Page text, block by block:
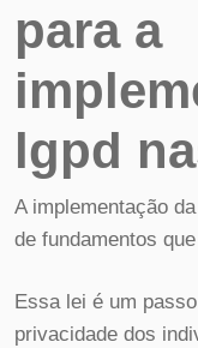
para a
lgpd
A implementação
de fundamentos
Essa lei é um
privacidade dos